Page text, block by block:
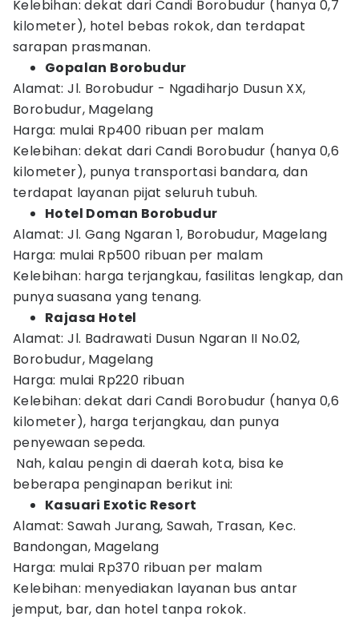
Kelebihan: dekat dari Candi Borobudur (hanya 0,7
kilometer), hotel bebas rokok, dan terdapat
sarapan prasmanan.
Gopalan Borobudur
Alamat: Jl. Borobudur - Ngadiharjo Dusun XX,
Borobudur, Magelang
Harga: mulai Rp400 ribuan per malam
Kelebihan: dekat dari Candi Borobudur (hanya 0,6
kilometer), punya transportasi bandara, dan
terdapat layanan pijat seluruh tubuh.
Hotel Doman Borobudur
Alamat: Jl. Gang Ngaran 1, Borobudur, Magelang
Harga: mulai Rp500 ribuan per malam
Kelebihan: harga terjangkau, fasilitas lengkap, dan
punya suasana yang tenang.
Rajasa Hotel
Alamat: Jl. Badrawati Dusun Ngaran II No.02,
Borobudur, Magelang
Harga: mulai Rp220 ribuan
Kelebihan: dekat dari Candi Borobudur (hanya 0,6
kilometer), harga terjangkau, dan punya
penyewaan sepeda.
Nah, kalau pengin di daerah kota, bisa ke
beberapa penginapan berikut ini:
Kasuari Exotic Resort
Alamat: Sawah Jurang, Sawah, Trasan, Kec.
Bandongan, Magelang
Harga: mulai Rp370 ribuan per malam
Kelebihan: menyediakan layanan bus antar
jemput, bar, dan hotel tanpa rokok.